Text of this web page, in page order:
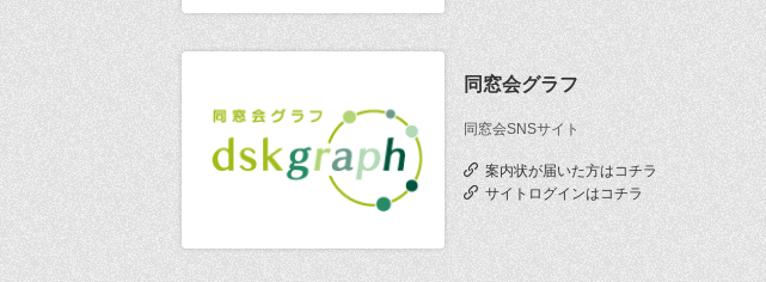
同窓会グラフ
同窓会SNSサイト
案内状が届いた方はコチラ
サイトログインはコチラ